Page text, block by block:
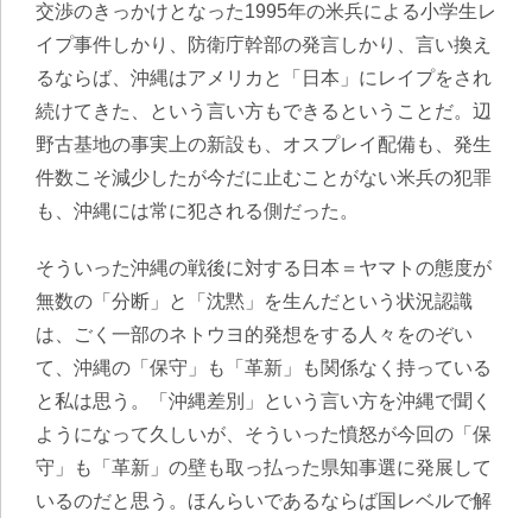
交渉のきっかけとなった1995年の米兵による小学生レ
イプ事件しかり、防衛庁幹部の発言しかり、言い換え
るならば、沖縄はアメリカと「日本」にレイプをされ
続けてきた、という言い方もできるということだ。辺
野古基地の事実上の新設も、オスプレイ配備も、発生
件数こそ減少したが今だに止むことがない米兵の犯罪
も、沖縄には常に犯される側だった。
そういった沖縄の戦後に対する日本＝ヤマトの態度が
無数の「分断」と「沈黙」を生んだという状況認識
は、ごく一部のネトウヨ的発想をする人々をのぞい
て、沖縄の「保守」も「革新」も関係なく持っている
と私は思う。「沖縄差別」という言い方を沖縄で聞く
ようになって久しいが、そういった憤怒が今回の「保
守」も「革新」の壁も取っ払った県知事選に発展して
いるのだと思う。ほんらいであるならば国レベルで解